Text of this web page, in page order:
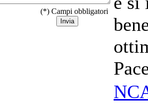
(*) Campi obbligatori